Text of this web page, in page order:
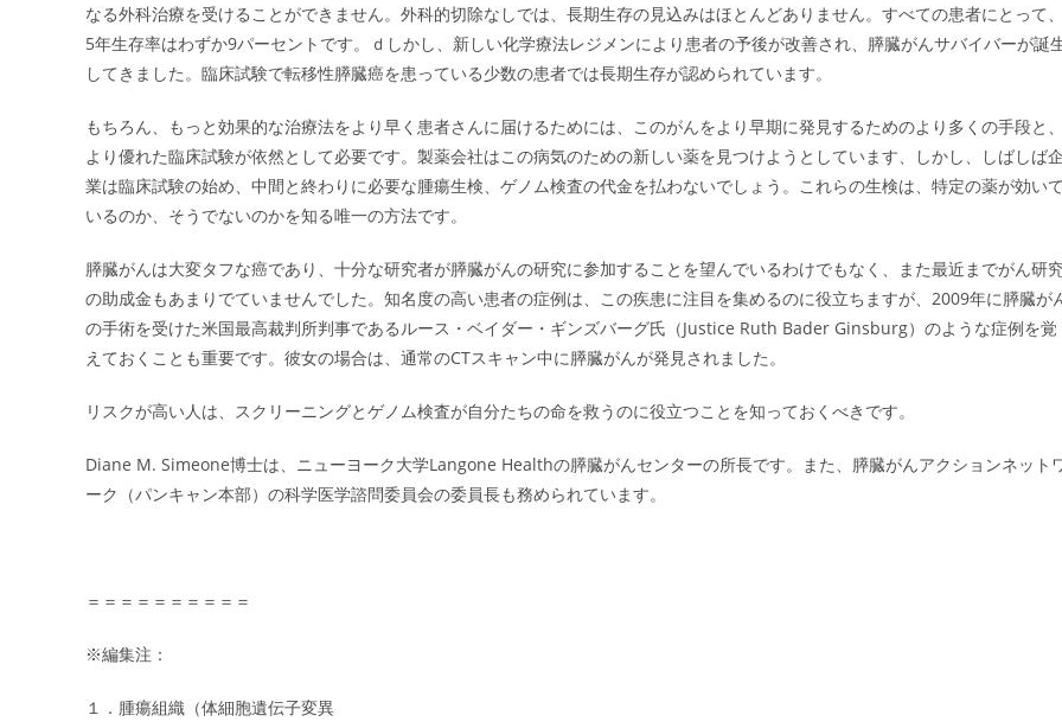
なる外科治療を受けることができません。外科的切除なしでは、長期生存の見込みはほとんどありません。すべての患者にとって、
5年生存率はわずか9パーセントです。ｄしかし、新しい化学療法レジメンにより患者の予後が改善され、膵臓がんサバイバーが誕
してきました。臨床試験で転移性膵臓癌を患っている少数の患者では長期生存が認められています。
もちろん、もっと効果的な治療法をより早く患者さんに届けるためには、このがんをより早期に発見するためのより多くの手段と、
より優れた臨床試験が依然として必要です。製薬会社はこの病気のための新しい薬を見つけようとしています、しかし、しばしば企
業は臨床試験の始め、中間と終わりに必要な腫瘍生検、ゲノム検査の代金を払わないでしょう。これらの生検は、特定の薬が効いて
いるのか、そうでないのかを知る唯一の方法です。
膵臓がんは大変タフな癌であり、十分な研究者が膵臓がんの研究に参加することを望んでいるわけでもなく、また最近までがん研
の助成金もあまりでていませんでした。知名度の高い患者の症例は、この疾患に注目を集めるのに役立ちますが、2009年に膵臓が
の手術を受けた米国最高裁判所判事であるルース・ベイダー・ギンズバーグ氏（Justice Ruth Bader Ginsburg）のような症例を覚
えておくことも重要です。彼女の場合は、通常のCTスキャン中に膵臓がんが発見されました。
リスクが高い人は、スクリーニングとゲノム検査が自分たちの命を救うのに役立つことを知っておくべきです。
Diane M. Simeone博士は、ニューヨーク大学Langone Healthの膵臓がんセンターの所長です。また、膵臓がんアクションネット
ーク（パンキャン本部）の科学医学諮問委員会の委員長も務められています。
＝＝＝＝＝＝＝＝＝＝
※編集注：
１．腫瘍組織（体細胞遺伝子変異